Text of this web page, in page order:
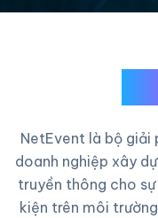
NetEvent là bộ giải
doanh nghiệp xây
truyền thông cho
kiện trên môi